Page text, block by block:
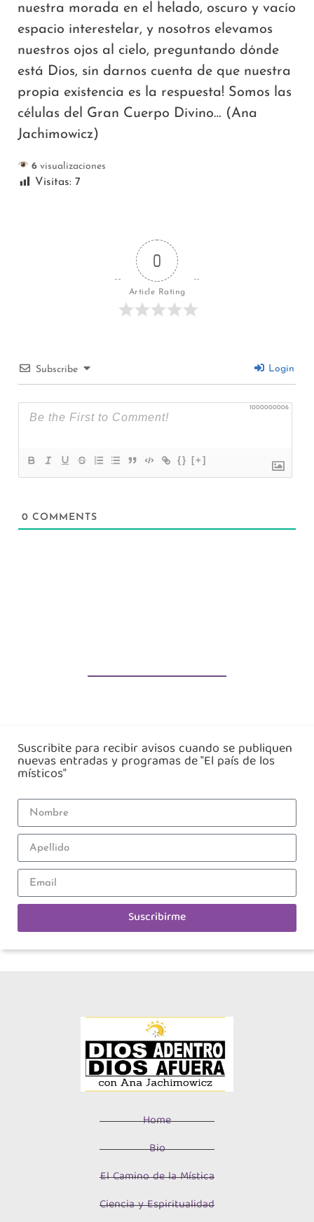
nuestra morada en el helado, oscuro y vacío
espacio interestelar, y nosotros elevamos
nuestros ojos al cielo, preguntando dónde
está Dios, sin darnos cuenta de que nuestra
propia existencia es la respuesta! Somos las
células del Gran Cuerpo Divino… (Ana
Jachimowicz)
6visualizaciones
Visitas: 7
0
Article Rating
Subscribe Login
1000000006
{} [+]
0 COMMENTS
Suscribite para recibir avisos cuando se publiquen
nuevas entradas y programas de "El país de los
místicos"
Suscribirme
Home
Bio
El Camino de la Mística
Ciencia y Espiritualidad